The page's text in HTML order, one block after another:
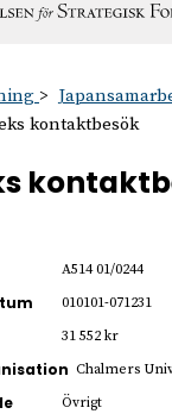
kontaktbesök
A514 01/0244
010101-071231
31 552 kr
Chalmers
Övrigt